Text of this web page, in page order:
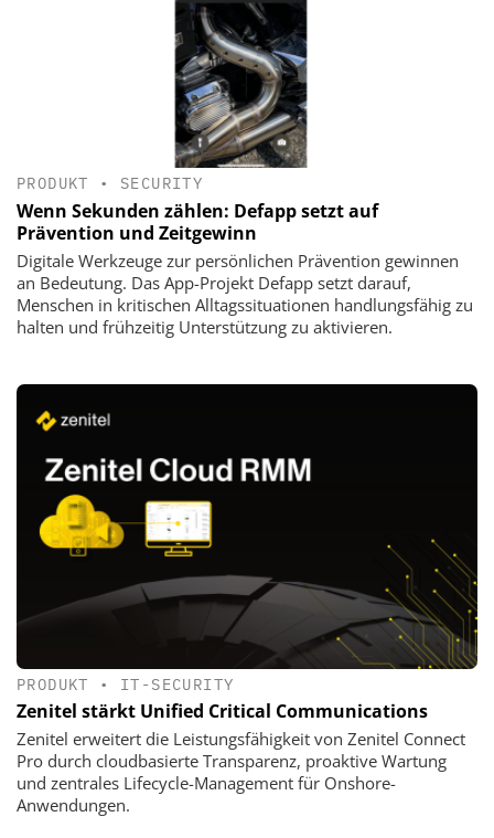
PRODUKT • SECURITY
Wenn Sekunden zählen: Defapp setzt auf
Prävention und Zeitgewinn
Digitale Werkzeuge zur persönlichen Prävention gewinnen
an Bedeutung. Das App-Projekt Defapp setzt darauf,
Menschen in kritischen Alltagssituationen handlungsfähig zu
halten und frühzeitig Unterstützung zu aktivieren.
PRODUKT • IT-SECURITY
Zenitel stärkt Unified Critical Communications
Zenitel erweitert die Leistungsfähigkeit von Zenitel Connect
Pro durch cloudbasierte Transparenz, proaktive Wartung
und zentrales Lifecycle-Management für Onshore-
Anwendungen.